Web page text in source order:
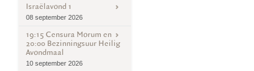
Israëlavond 1
08 september 2026
19:15 Censura Morum en
20:00 Bezinningsuur Heilig
Avondmaal
10 september 2026